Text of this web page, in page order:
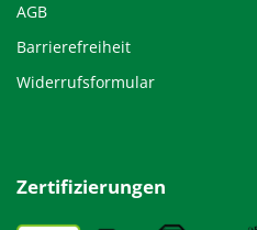
AGB
Barrierefreiheit
Widerrufsformular
Zertifizierungen